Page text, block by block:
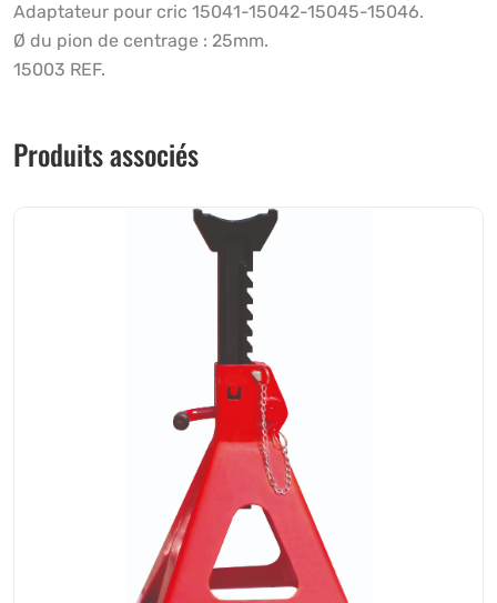
Adaptateur pour cric 15041-15042-15045-15046.
Ø du pion de centrage : 25mm.
15003 REF.
Produits associés